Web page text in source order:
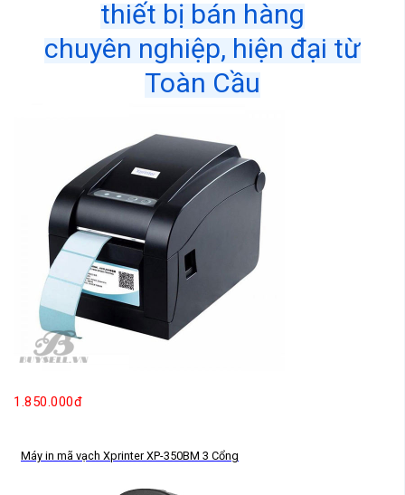
thiết bị bán hàng
chuyên nghiệp, hiện đại từ
Toàn Cầu
1.850.000đ
Máy in mã vạch Xprinter XP-350BM 3 Cổng